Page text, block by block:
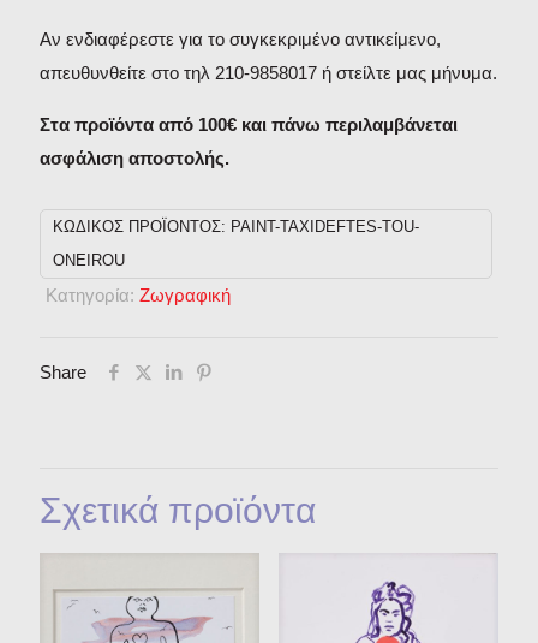
Αν ενδιαφέρεστε για το συγκεκριμένο αντικείμενο,
απευθυνθείτε στο τηλ 210-9858017 ή στείλτε μας μήνυμα.
Στα προϊόντα από 100€ και πάνω περιλαμβάνεται
ασφάλιση αποστολής.
ΚΩΔΙΚΌΣ ΠΡΟΪΌΝΤΟΣ: PAINT-TAXIDEFTES-TOU-
ONEIROU
Κατηγορία: Ζωγραφική
Share
Σχετικά προϊόντα